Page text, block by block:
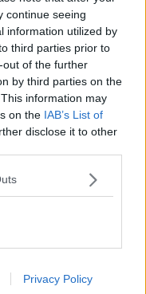
continue seeing
information utilized by
third parties prior to
of the further
by third parties on the
information may
on the IAB’s List of
disclose it to other
Privacy Policy
e nell'inedia più
e di sorridere anche se
cercando di creare
mie fantasie.
giorni fa, chiedo ad
Conte, ci da il via
perplessa da non
che aveva finito la
domande: "Ma come?"
prima di veder scritto
parlato in termini
aiuto come posso il
di nostro Signore...
incontrarmi al di fuori del